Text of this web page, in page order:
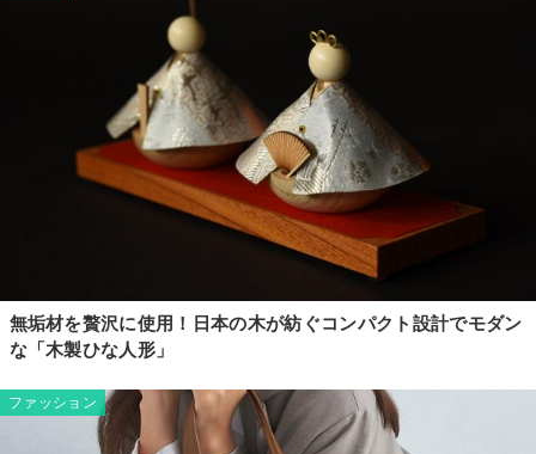
無垢材を贅沢に使用！日本の木が紡ぐコンパクト設計でモダン
な「木製ひな人形」
ファッション